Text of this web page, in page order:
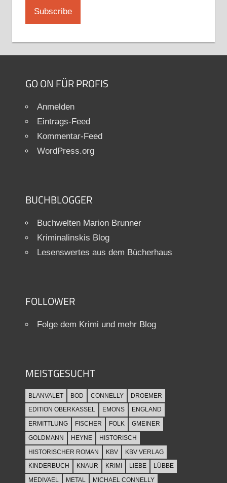
GO ON FÜR PROFIS
Anmelden
Eintrags-Feed
Kommentar-Feed
WordPress.org
BUCHBLOGGER
Buchwelten Marion Brunner
Kriminalinskis Blog
Lesenswertes aus dem Bücherhaus
FOLLOWER
Folge dem Krimi und mehr Blog
MEISTGESUCHT
BLANVALET BOD CONNELLY
DROEMER
EDITION OBERKASSEL
EMONS
ENGLAND
ERMITTLUNG
FISCHER FOLK
GMEINER
GOLDMANN
HEYNE
HISTORISCH
HISTORISCHER ROMAN
KBV
KBV VERLAG
KINDERBUCH
KNAUR KRIMI LIEBE
LÜBBE
MEDIVAEL
METAL MICHAEL CONNELLY